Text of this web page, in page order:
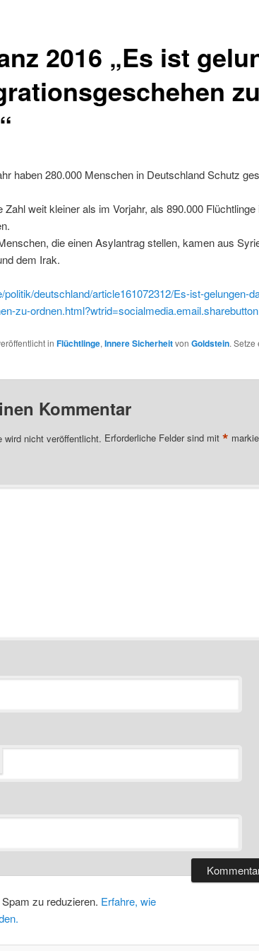
2016 „Es ist
zu
haben 280.000 Menschen in Deutschland Schutz
Zahl weit kleiner als im Vorjahr, als 890.000
die einen Asylantrag stellen, kamen aus
dem Irak.
politik/deutschland/article161072312/Es-ist-gelungen-
zu-ordnen.html?wtrid=socialmedia.email.sharebutton
in Flüchtlinge, Innere Sicherheitvon Goldstein. Setze
Kommentar
wird nicht veröffentlicht. Erforderliche Felder sind mit *
zu reduzieren. Erfahre, wie